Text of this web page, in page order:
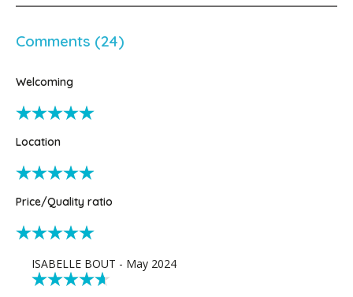
Comments (24)
Welcoming
Location
Price/Quality ratio
ISABELLE BOUT - May 2024